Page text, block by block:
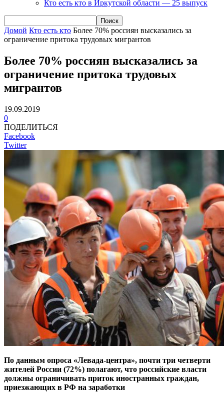
Кто есть кто в Иркутской области — 25 выпуск
Домой Кто есть кто Более 70% россиян высказались за
ограничение притока трудовых мигрантов
Более 70% россиян высказались за
ограничение притока трудовых
мигрантов
19.09.2019
0
ПОДЕЛИТЬСЯ
Facebook
Twitter
По данным опроса «Левада-центра», почти три четверти
жителей России (72%) полагают, что российские власти
должны ограничивать приток иностранных граждан,
приезжающих в РФ на заработки